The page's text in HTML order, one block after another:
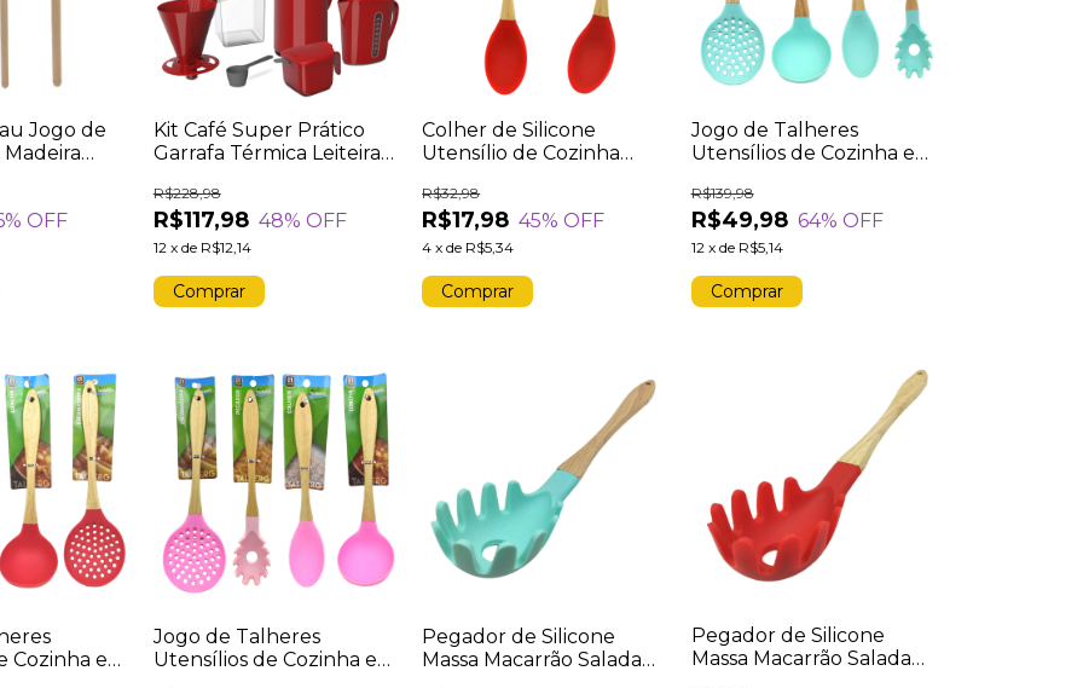
Jogo de
% OFF
Kit Café Super Prático
Garrafa Térmica Leiteira
Hergométrico Suporte
Colher Medida -
VERMELHO
R$117,98
R$228,98
48% OFF
12 x de R$12,14
Colher de Silicone
Utensílio de Cozinha
Resistente Vermelho
R$17,98
R$32,98
45% OFF
4 xde R$5,34
Jogo de Talheres
Utensílios de Cozinha em
4 Peças Colher Concha
Escumadeira Pegador
Verde
R$49,98
R$139,98
64% OFF
12 x de R$5,14
Cozinha em
Jogo de Talheres
Utensílios de Cozinha em
Pegador de Silicone
Massa Macarrão Salada
Pegador de Silicone
Massa Macarrão Salada